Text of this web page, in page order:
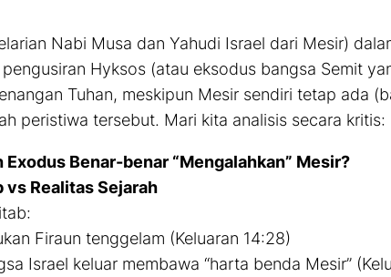
Nabi Musa dan Yahudi Israel dari Mesir)
Hyksos (atau eksodus bangsa Semit
Tuhan, meskipun Mesir sendiri tetap ada
peristiwa tersebut. Mari kita analisis secara kritis:
Exodus Benar-benar “Mengalahkan” Mesir?
vs Realitas Sejarah
:
Firaun tenggelam (Keluaran 14:28)
Israel keluar membawa “harta benda Mesir”